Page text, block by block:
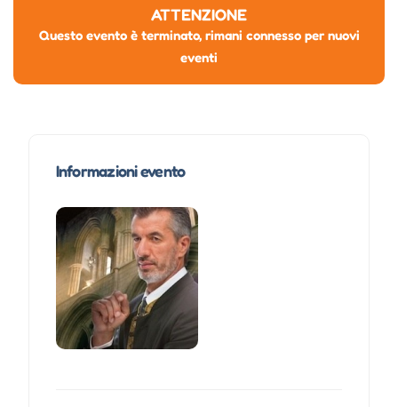
ATTENZIONE
Questo evento è terminato, rimani connesso per nuovi
eventi
Informazioni evento